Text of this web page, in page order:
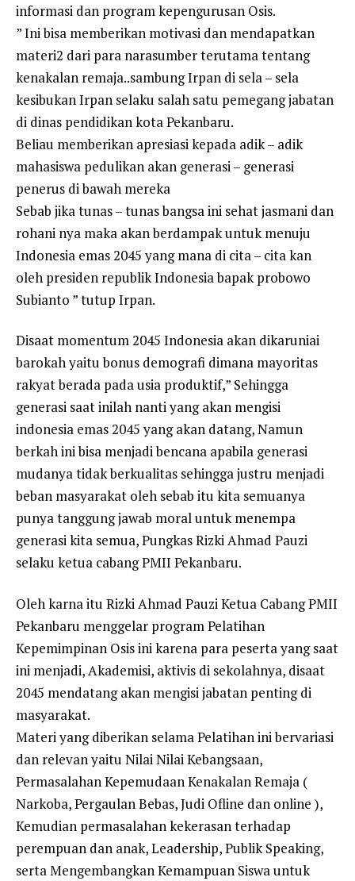
informasi dan program kepengurusan Osis.
” Ini bisa memberikan motivasi dan mendapatkan
materi2 dari para narasumber terutama tentang
kenakalan remaja..sambung Irpan di sela – sela
kesibukan Irpan selaku salah satu pemegang jabatan
di dinas pendidikan kota Pekanbaru.
Beliau memberikan apresiasi kepada adik – adik
mahasiswa pedulikan akan generasi – generasi
penerus di bawah mereka
Sebab jika tunas – tunas bangsa ini sehat jasmani dan
rohani nya maka akan berdampak untuk menuju
Indonesia emas 2045 yang mana di cita – cita kan
oleh presiden republik Indonesia bapak probowo
Subianto ” tutup Irpan.
Disaat momentum 2045 Indonesia akan dikaruniai
barokah yaitu bonus demografi dimana mayoritas
rakyat berada pada usia produktif,” Sehingga
generasi saat inilah nanti yang akan mengisi
indonesia emas 2045 yang akan datang, Namun
berkah ini bisa menjadi bencana apabila generasi
mudanya tidak berkualitas sehingga justru menjadi
beban masyarakat oleh sebab itu kita semuanya
punya tanggung jawab moral untuk menempa
generasi kita semua, Pungkas Rizki Ahmad Pauzi
selaku ketua cabang PMII Pekanbaru.
Oleh karna itu Rizki Ahmad Pauzi Ketua Cabang PMII
Pekanbaru menggelar program Pelatihan
Kepemimpinan Osis ini karena para peserta yang saat
ini menjadi, Akademisi, aktivis di sekolahnya, disaat
2045 mendatang akan mengisi jabatan penting di
masyarakat.
Materi yang diberikan selama Pelatihan ini bervariasi
dan relevan yaitu Nilai Nilai Kebangsaan,
Permasalahan Kepemudaan Kenakalan Remaja (
Narkoba, Pergaulan Bebas, Judi Ofline dan online ),
Kemudian permasalahan kekerasan terhadap
perempuan dan anak, Leadership, Publik Speaking,
serta Mengembangkan Kemampuan Siswa untuk